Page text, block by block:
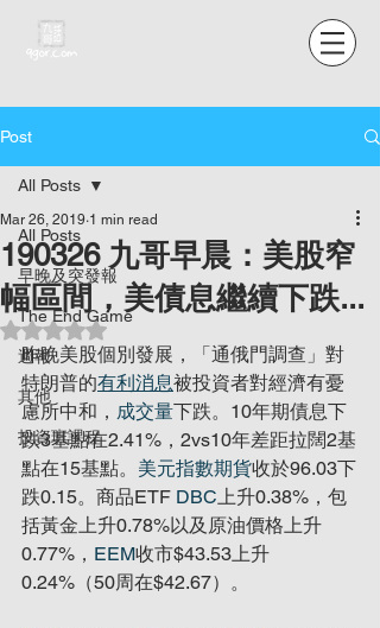
Post
All Posts
早晚及突發報
The End Game
週報
其他
投資班課程
All Posts
190326 九哥早晨：美股窄
幅區間，美債息繼續下跌...
Mar 26, 2019 1 min read
Rated NaN out of 5 stars.
昨晚美股個別發展，「通俄門調查」對
特朗普的有利消息被投資者對經濟有憂
慮所中和， 成交量下跌。10年期債息下
跌3基點在2.41%，2vs10年差距拉闊2基
點在15基點。 美元指數期貨收於96.03下
跌0.15。商品ETF DBC上升0.38%，包
括黃金上升0.78%以及原油價格上升
0.77%， EEM收市$43.53上升
0.24%（50周在$42.67）。